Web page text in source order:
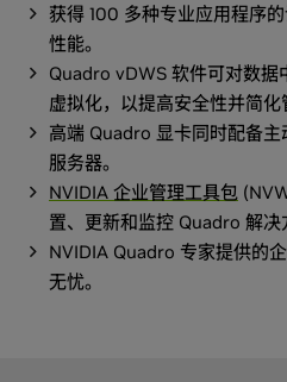
获得 100 多种专业应用程序
性能。
Quadro vDWS 软件可对数
虚拟化，以提高安全性并简化
高端 Quadro 显卡同时配备
服务器。
NVIDIA 企业管理工具包
置、更新和监控 Quadro 解决
NVIDIA Quadro 专家提供的
无忧。